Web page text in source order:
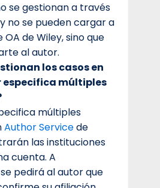
se gestionan a través
no se pueden cargar a
de Wiley, sino que
al autor.
los casos en
especifica múltiples
múltiples
Author Servicede
las instituciones
cuenta. A
pedirá al autor que